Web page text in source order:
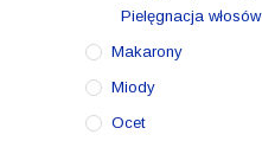
Pielęgnacja włosów
Makarony
Miody
Ocet